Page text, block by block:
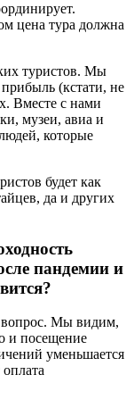
цена тура должна
туристов. Мы
(кстати, не
Вместе с нами
музеи, авиа и
которые
будет как
да и других
пандемии и
вопрос. Мы видим,
и посещение
уменьшается